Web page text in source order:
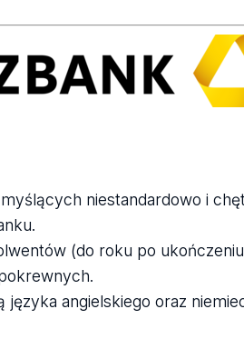
niestandardowo i
(do roku po
angielskiego oraz